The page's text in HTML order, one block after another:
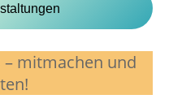
mitmachen und